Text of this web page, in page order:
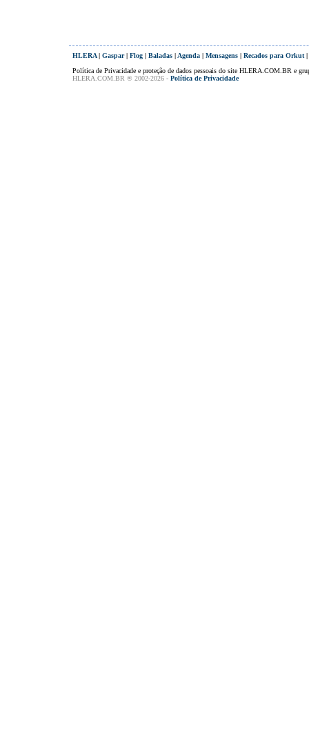
HLERA| Gaspar| Flog | Baladas | Agenda | Mensagens | Recados para Orkut |
Política de Privacidade e proteção de dados pessoais do site HLERA.COM.BR e
HLERA.COM.BR ® 2002-2026 - Política de Privacidade